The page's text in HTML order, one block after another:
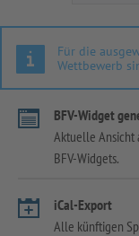
Für die
Wettbewerb
BFV-Widget
Aktuelle Ansicht
BFV-Widgets.
iCal-Export
Alle künftigen